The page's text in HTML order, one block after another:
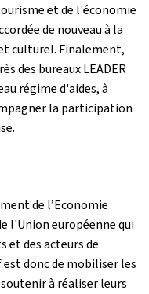
et de l'économie
de nouveau à la
culturel. Finalement,
des bureaux LEADER
régime d'aides, à
la participation
de l’Economie
l'Union européenne qui
et des acteurs de
donc de mobiliser les
à réaliser leurs